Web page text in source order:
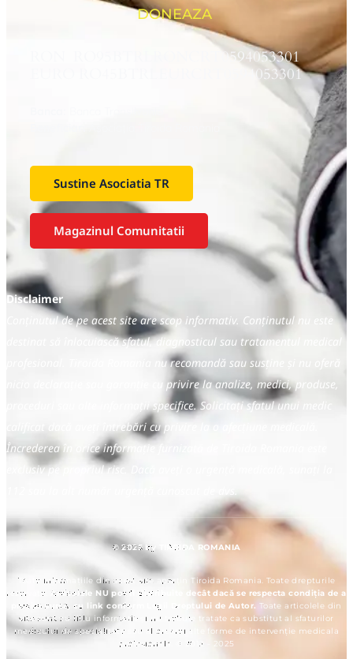
DONEAZA
RON RO95BTRLRONCRT0594053301
EURO RO45BTRLEURCRT0594053301
Sustine Asociatia TR
Magazinul Comunitatii
Disclaimer
Conținutul de pe acest site are scop informativ. Conținutul nu este
destinat să înlocuiască sfatul, diagnosticul sau tratamentul medical
profesional. Tiroida Romania nu recomandă sau susține și nu oferă
nicio declarație sau garanție cu privire la analize, medici, produse,
proceduri sau alte informații specifice. Solicitați sfatul unui medic
calificat dacă aveți întrebări cu privire la o afecțiune medicală.
Încrederea în orice informație furnizată de Tiroida Romania este
exclusiv pe propriul risc. Dacă aveți o urgență medicală, sunați la
© 2025 by TIROIDA ROMANIA
Toate informațiile din acest site aparțin Tiroida Romania. Toate drepturile
rezervate. Articolele NU pot fi distribuite decât dacă se respecta condiția de a
preciza sursa, cu link conform Legii Dreptului de Autor. Toate articolele din
site sunt cu titlu informativ și nu trebuie tratate ca substitut al sfaturilor
medicului de specialitate sau al orcarei alte forme de intervenție medicala
profesionala. © 2012 - 2025